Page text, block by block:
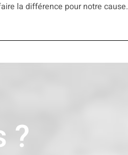
la différence pour notre cause.
?